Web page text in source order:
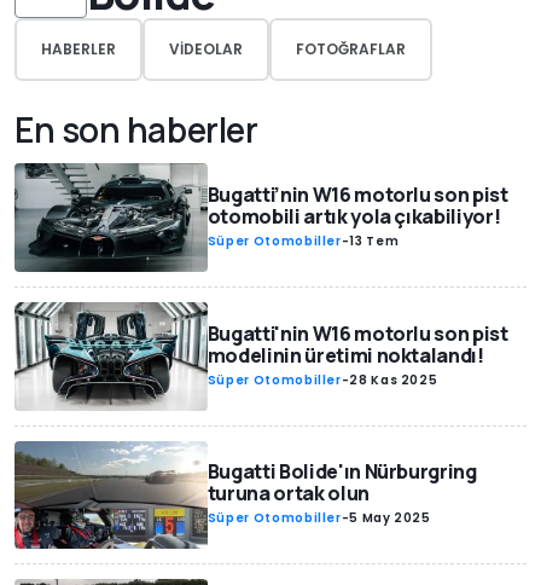
HABERLER VIDEOLAR FOTOĞRAFLAR
En son haberler
Bugatti’nin W16 motorlu son pist
otomobili artık yola çıkabiliyor!
Süper Otomobiller-13 Tem
Bugatti'nin W16 motorlu son pist
modelinin üretimi noktalandı!
Süper Otomobiller-28 Kas 2025
Bugatti Bolide'ın Nürburgring
turuna ortak olun
Süper Otomobiller-5 May 2025